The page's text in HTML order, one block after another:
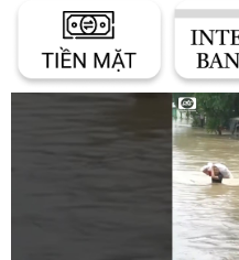
chịu trong môi trường ánh
Trải nghiệm thực tế tại Máy
Khi thử nghiệm trong môi
Premiere Pro, Figma, Excel và
Nhiệt độ panel:
Độ sáng trung
Sai lệch màu
Độ ồn: 0 dB